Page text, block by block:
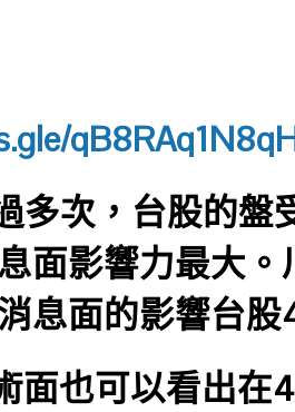
多次，台股的盤
面影響力最大
息面的影響台股
面也可以看出在